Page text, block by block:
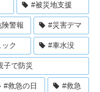
#被災地支援
険警報 #災害デマ
ク #車水没
子で防災
#救急の日 #救急